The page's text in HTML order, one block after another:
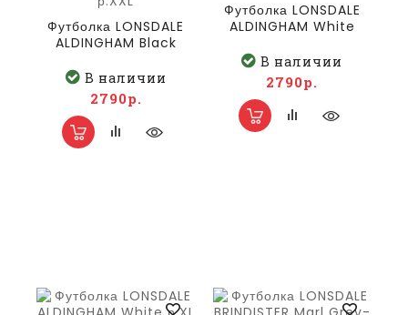
Футболка LONSDALE
ALDINGHAM Black
В наличии
2790р.
Футболка LONSDALE
ALDINGHAM White
В наличии
2790р.